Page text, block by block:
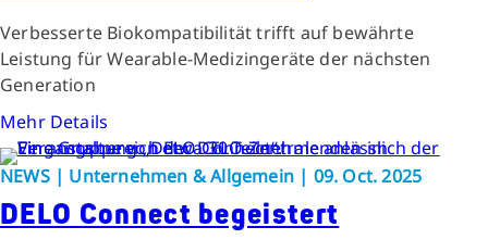
Verbesserte Biokompatibilität trifft auf bewährte
Leistung für Wearable-Medizingeräte der nächsten
Generation
Mehr Details
NEWS | Unternehmen & Allgemein | 09. Oct. 2025
DELO Connect begeistert